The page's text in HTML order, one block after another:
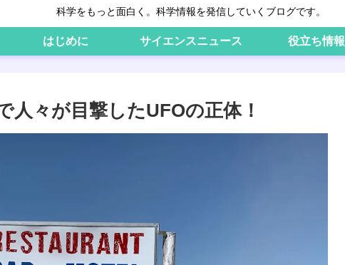
科学をもっと面白く。科学情報を発信していくブログです。
はじめに サイエンスニュース 役立ち情報
々が目撃したUFOの正体！